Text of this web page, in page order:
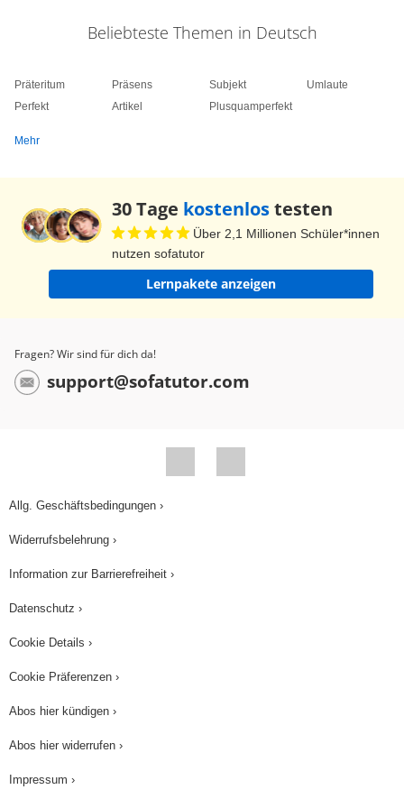
Saal redest und die Verkleinerungsform
Umlaute nie verdoppelt werden! So, jetzt weißt
du, was Umlaute sind und wann sie wie
selbst richtig zu schreiben. Viel Erfolg beim Üben!
Tschüß – und bis zum nächsten Mal!
Beliebteste Themen in Deutsch
Präteritum
Perfekt
Präsens
Artikel
Subjekt
Plusquamperfekt
Umlaute
Mehr
30 Tage kostenlostesten
Über 2,1 Millionen Schüler*innen
nutzen sofatutor
Lernpakete anzeigen
Fragen? Wir sind für dich da!
support@sofatutor.com
Allg. Geschäftsbedingungen ›
Widerrufsbelehrung ›
Information zur Barrierefreiheit ›
Datenschutz ›
Cookie Details ›
Cookie Präferenzen ›
Abos hier kündigen ›
Abos hier widerrufen ›
Impressum ›